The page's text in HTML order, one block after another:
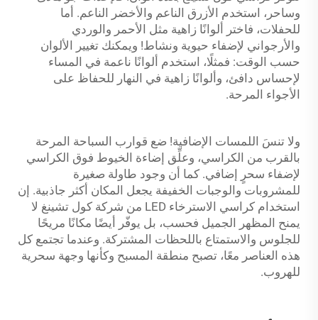
وساحر، استخدم الأزرق الناعم والأخضر الناعم. أما
للحفلات، فاختر ألوانًا زاهية مثل الأحمر والوردي
والأرجواني لإضفاء حيوية ونشاط! ويمكنك تغيير الألوان
حسب الوقت: فمثلًا، استخدم ألوانًا ناعمة في المساء
لإحساس دافئ، وألوانًا زاهية في النهار للحفاظ على
الأجواء المرحة.
ولا تنسَ اللمسات الإضافية! ضع قوارب السباحة المرحة
بالقرب من الكراسي، وعلِّق إضاءة الخيوط فوق الكراسي
لإضفاء سحرٍ إضافي. كما أن وجود طاولة صغيرة
للمشروبات والوجبات الخفيفة يجعل المكان أكثر جاذبية. إن
استخدام كراسي الاسترخاء LED من شركة كول تشينغ لا
يمنح المظهر الجميل فحسب، بل يوفّر أيضًا مكانًا مريحًا
للجلوس والاستمتاع باللحظات المشتركة. وعندما تجتمع كل
هذه العناصر معًا، تصبح منطقة المسبح وكأنها وجهة سحرية
للهروب.